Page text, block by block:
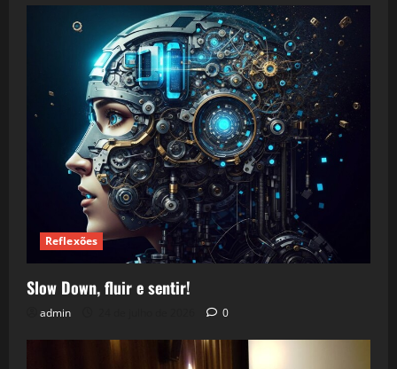
Reflexões
Slow Down, fluir e sentir!
admin 0